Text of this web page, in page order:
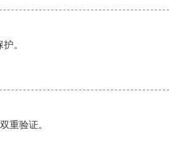
。
重验证。